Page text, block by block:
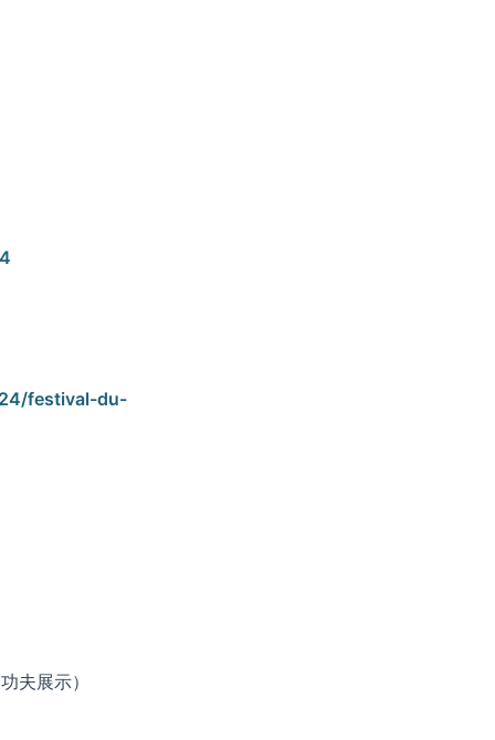
festival-du-
夫展示）